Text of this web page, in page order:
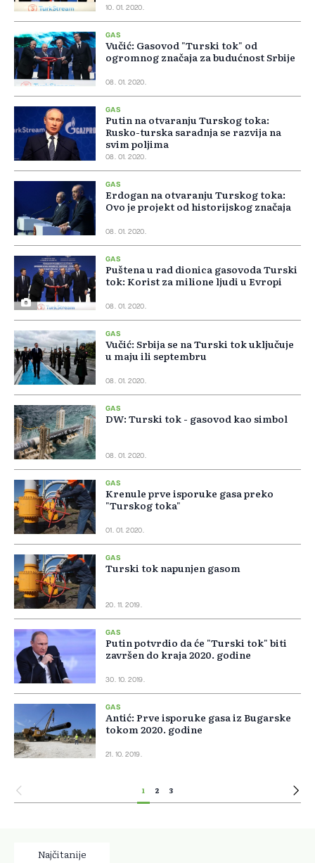
10. 01. 2020.
GAS
Vučić: Gasovod "Turski tok" od
ogromnog značaja za budućnost Srbije
08. 01. 2020.
GAS
Putin na otvaranju Turskog toka:
Rusko-turska saradnja se razvija na
svim poljima
08. 01. 2020.
GAS
Erdogan na otvaranju Turskog toka:
Ovo je projekt od historijskog značaja
08. 01. 2020.
GAS
Puštena u rad dionica gasovoda Turski
tok: Korist za milione ljudi u Evropi
08. 01. 2020.
GAS
Vučić: Srbija se na Turski tok uključuje
u maju ili septembru
08. 01. 2020.
GAS
DW: Turski tok - gasovod kao simbol
08. 01. 2020.
GAS
Krenule prve isporuke gasa preko
"Turskog toka"
01. 01. 2020.
GAS
Turski tok napunjen gasom
20. 11. 2019.
GAS
Putin potvrdio da će "Turski tok" biti
završen do kraja 2020. godine
30. 10. 2019.
GAS
Antić: Prve isporuke gasa iz Bugarske
tokom 2020. godine
21. 10. 2019.
1 2 3
Najčitanije